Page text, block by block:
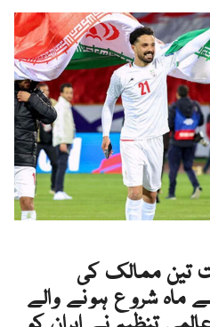
تین ممالک کی
ماہ شروع ہونے والے